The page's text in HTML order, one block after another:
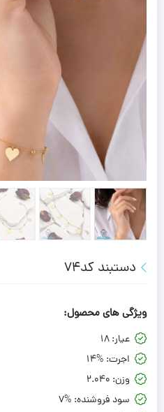
دستبند کد74
ویژگی های محصول:
عیار:18
اجرت: 14%
وزن: 2.040
سود فروشنده: 7%